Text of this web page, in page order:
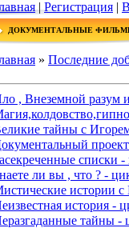
|Регистрация |
ДОКУМЕНТАЛЬНЫЕ
» Последние
, Внеземной разум
тайны с
списки -
ли вы , что ? -
истории
история -
тайны -